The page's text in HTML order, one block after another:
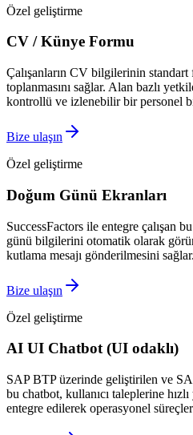
Özel geliştirme
CV / Künye Formu
Çalışanların CV bilgilerinin
toplanmasını sağlar. Alan bazlı
kontrollü ve izlenebilir bir personel
Bize ulaşın
Özel geliştirme
Doğum Günü Ekranları
SuccessFactors ile entegre çalışan
günü bilgilerini otomatik olarak
kutlama mesajı gönderilmesini sağlar.
Bize ulaşın
Özel geliştirme
AI UI Chatbot (UI odaklı)
SAP BTP üzerinde geliştirilen ve
bu chatbot, kullanıcı taleplerine
entegre edilerek operasyonel